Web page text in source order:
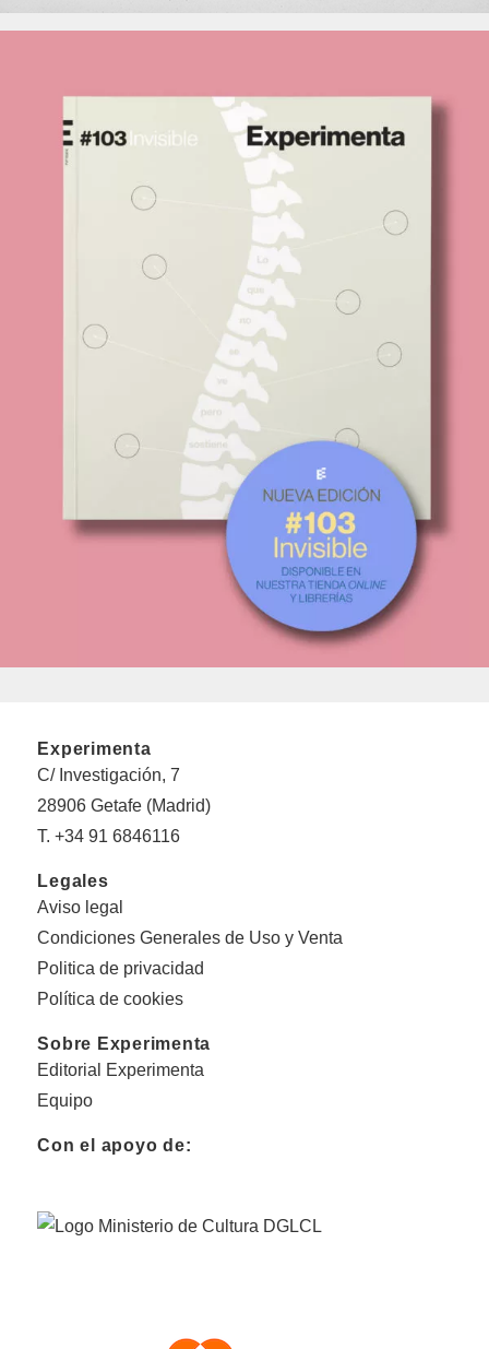
Experimenta
C/ Investigación, 7
28906 Getafe (Madrid)
T. +34 91 6846116
Legales
Aviso legal
Condiciones Generales de Uso y Venta
Politica de privacidad
Política de cookies
Sobre Experimenta
Editorial Experimenta
Equipo
Con el apoyo de: